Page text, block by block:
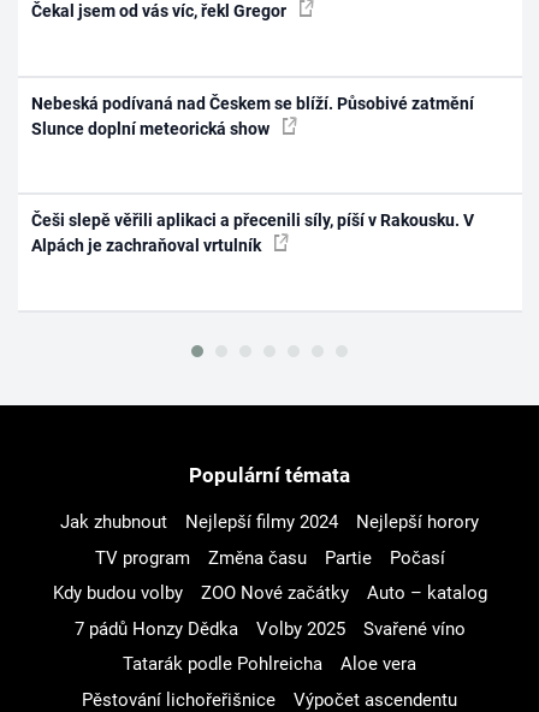
Čekal jsem od vás víc, řekl Gregor
Nebeská podívaná nad Českem se blíží. Působivé zatmění
Slunce doplní meteorická show
Češi slepě věřili aplikaci a přecenili síly, píší v Rakousku. V
Alpách je zachraňoval vrtulník
Populární témata
Jak zhubnout Nejlepší filmy 2024
Nejlepší horory
TV program
Změna času Partie
Počasí
Kdy budou volby
ZOO Nové začátky
Auto – katalog
7 pádů Honzy Dědka
Volby 2025
Svařené víno
Tatarák podle Pohlreicha
Aloe vera
Pěstování lichořeřišnice
Výpočet ascendentu